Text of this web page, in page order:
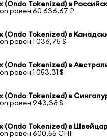
(Ondo Tokenized) в
равен 60 636,67 ₽
(Ondo Tokenized) в
равен 1 036,75 $
(Ondo Tokenized) в
равен 1 053,31 $
(Ondo Tokenized) в
равен 943,38 $
(Ondo Tokenized) в
равен 600,55 CHF